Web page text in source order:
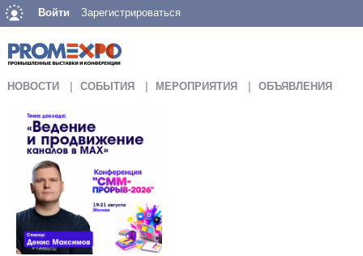
Войти Зарегистрироваться
НОВОСТИ СОБЫТИЯ МЕРОПРИЯТИЯ ОБЪЯВЛЕНИЯ